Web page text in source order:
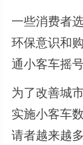
一些消费者
环保意识和
通小客车摇
为了改善城
实施小客车
请者越来越